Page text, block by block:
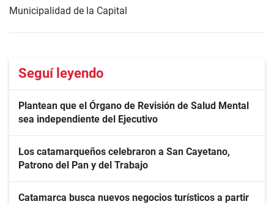
Municipalidad de la Capital
Seguí leyendo
Plantean que el Órgano de Revisión de Salud Mental
sea independiente del Ejecutivo
Los catamarqueños celebraron a San Cayetano,
Patrono del Pan y del Trabajo
Catamarca busca nuevos negocios turísticos a partir